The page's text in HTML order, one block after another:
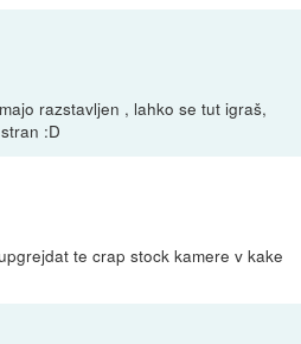
razstavljen , lahko se tut igraš,
:D
te crap stock kamere v kake